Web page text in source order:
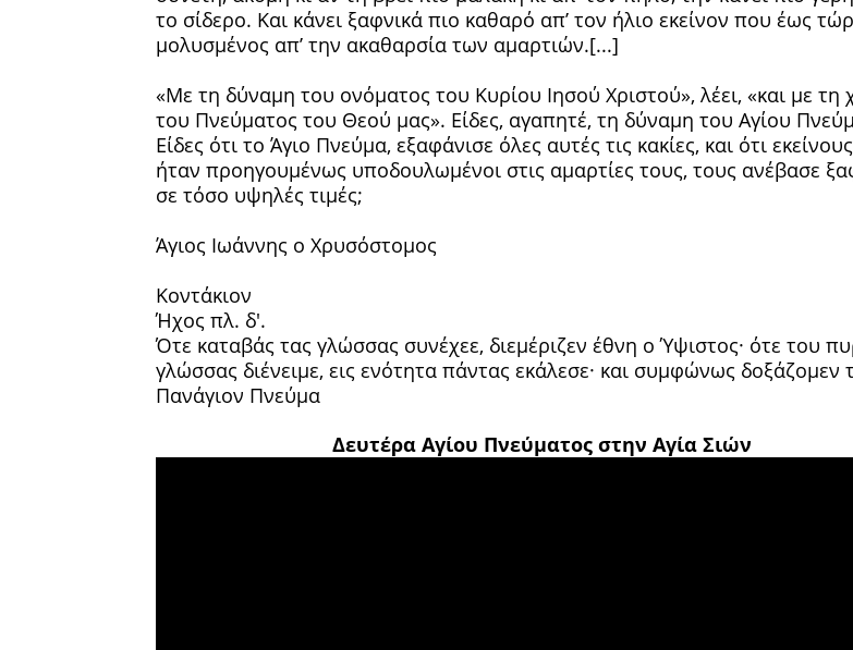
το σίδερο. Και κάνει ξαφνικά πιο καθαρό απ’ τον ήλιο εκείνον που έως
μολυσμένος απ’ την ακαθαρσία των αμαρτιών.[...]
«Με τη δύναμη του ονόματος του Κυρίου Ιησού Χριστού», λέει, «και με τη
του Πνεύματος του Θεού μας». Είδες, αγαπητέ, τη δύναμη του Αγίου
Είδες ότι το Άγιο Πνεύμα, εξαφάνισε όλες αυτές τις κακίες, και ότι
ήταν προηγουμένως υποδουλωμένοι στις αμαρτίες τους, τους ανέβασε
σε τόσο υψηλές τιμές;
Άγιος Ιωάννης ο Χρυσόστομος
Κοντάκιον
Ήχος πλ. δ'.
Ότε καταβάς τας γλώσσας συνέχεε, διεμέριζεν έθνη ο Ύψιστος· ότε του
γλώσσας διένειμε, εις ενότητα πάντας εκάλεσε· και συμφώνως δοξάζομεν
Πανάγιον Πνεύμα
Δευτέρα Αγίου Πνεύματος στην Αγία Σιών